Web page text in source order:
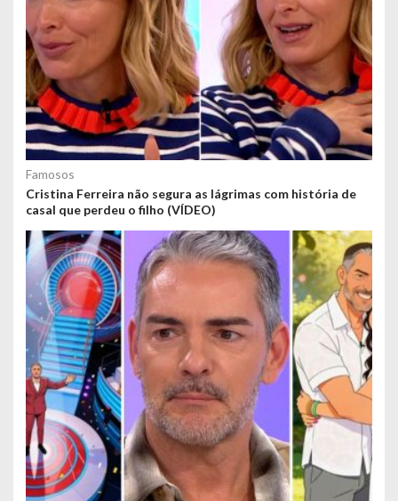
Famosos
Cristina Ferreira não segura as lágrimas com história de
casal que perdeu o filho (VÍDEO)